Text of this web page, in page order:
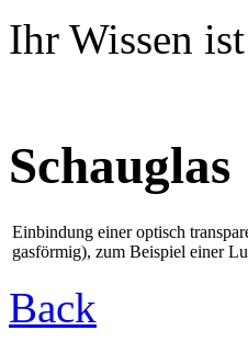
Ihr Wissen
Schauglas
Einbindung einer optisch
gasförmig), zum Beispiel einer
Back